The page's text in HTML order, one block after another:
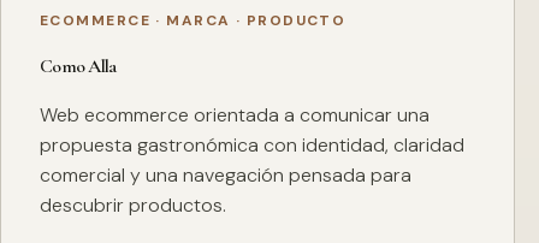
ECOMMERCE · MARCA · PRODUCTO
Como Alla
Web ecommerce orientada a comunicar una
propuesta gastronómica con identidad, claridad
comercial y una navegación pensada para
descubrir productos.